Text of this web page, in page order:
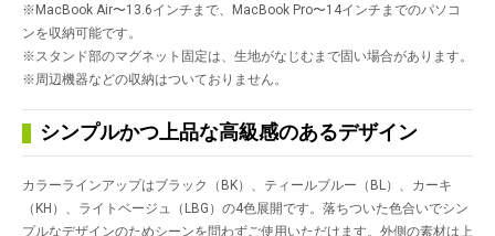
※MacBook Air〜13.6インチまで、MacBook Pro〜14インチまでのパソコ
ンを収納可能です。
※スタンド部のマグネット固定は、生地がなじむまで固い場合があります。
※周辺機器などの収納はついておりません。
シンプルかつ上品な高級感のあるデザイン
カラーラインアップはブラック（BK）、ティールブルー（BL）、カーキ
（KH）、ライトベージュ（LBG）の4色展開です。落ちついた色合いでシン
プルなデザインのためシーンを問わずご使用いただけます。外側の素材は上